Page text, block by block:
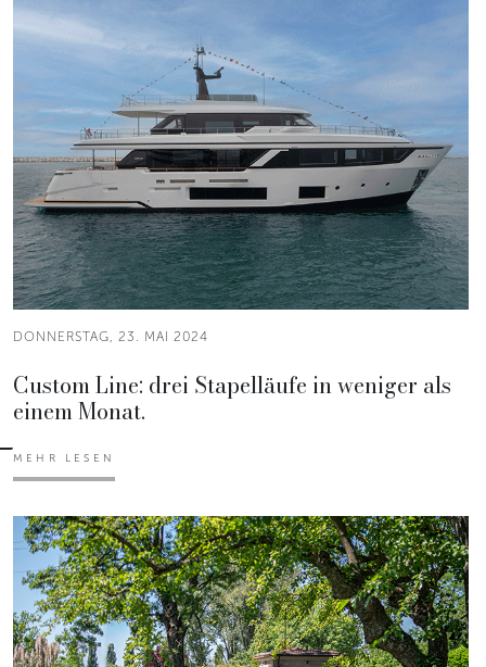
DONNERSTAG, 23. MAI 2024
Custom Line: drei Stapelläufe in weniger als
einem Monat.
MEHR LESEN